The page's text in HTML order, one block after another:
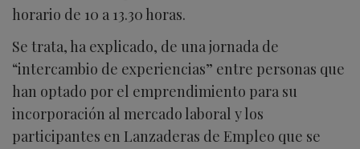
horario de 10 a 13.30 horas.
Se trata, ha explicado, de una jornada de
“intercambio de experiencias” entre personas que
han optado por el emprendimiento para su
incorporación al mercado laboral y los
participantes en Lanzaderas de Empleo que se